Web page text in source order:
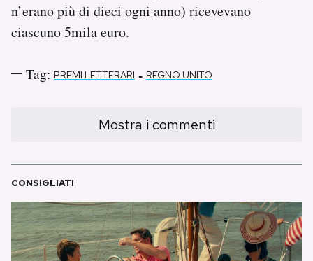
n’erano più di dieci ogni anno) ricevevano
ciascuno 5mila euro.
Tag: PREMI LETTERARI - REGNO UNITO
Mostra i commenti
CONSIGLIATI